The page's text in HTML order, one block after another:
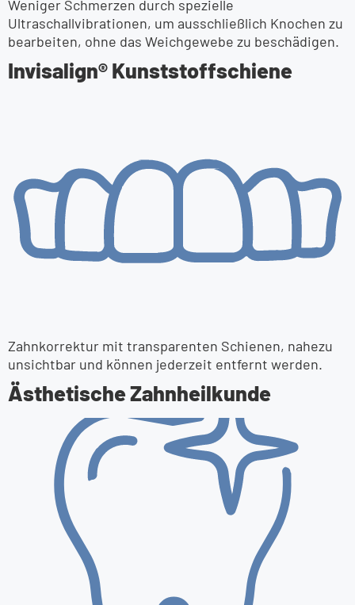
Weniger Schmerzen durch spezielle
Ultraschallvibrationen, um ausschließlich Knochen zu
bearbeiten, ohne das Weichgewebe zu beschädigen.
Invisalign® Kunststoff­schiene
Zahnkorrektur mit transparenten Schienen, nahezu
unsichtbar und können jederzeit entfernt werden.
Ästhetische Zahnheil­kunde